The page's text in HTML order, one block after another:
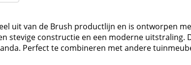
uit van de Brush productlijn en is ontworpen
stevige constructie en een moderne uitstraling.
Perfect te combineren met andere